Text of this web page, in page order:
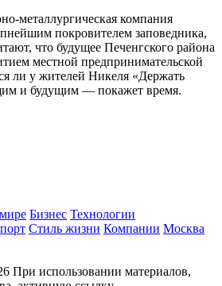
металлургическая компания
покровителем заповедника,
что будущее Печенгского района
местной предпринимательской
ли у жителей Никеля «Держать
и будущим — покажет время.
Бизнес Технологии
Стиль жизни Компании Москва
При использовании материалов,